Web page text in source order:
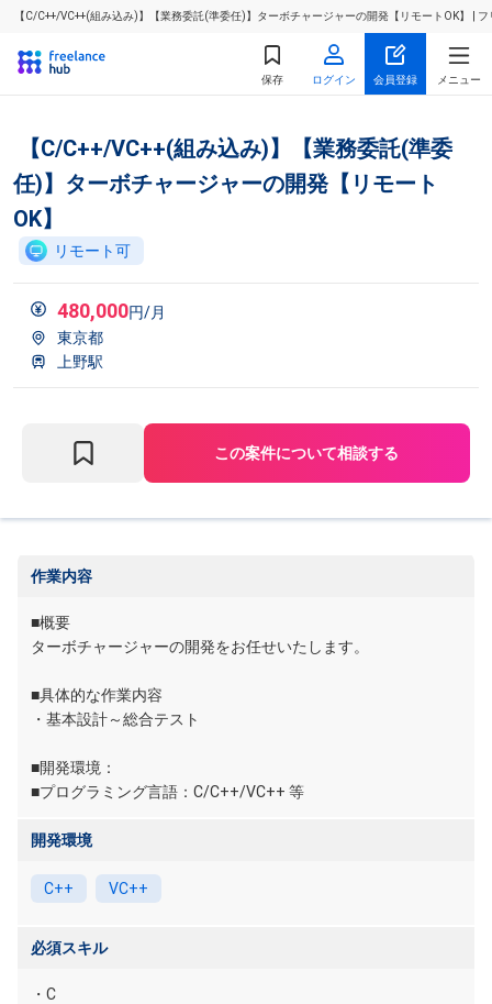
【C/C++/VC++(組み込み)】【業務委託(準委任)】ターボチャージャーの開発【リモートOK】 |
保存 ログイン 会員登録 メニュー
【C/C++/VC++(組み込み)】【業務委託(準委
任)】ターボチャージャーの開発【リモート
OK】
リモート可
480,000円/月
東京都
上野駅
この案件について相談する
作業内容
■概要
ターボチャージャーの開発をお任せいたします。
■具体的な作業内容
・基本設計～総合テスト
■開発環境：
■プログラミング言語：C/C++/VC++ 等
開発環境
C++ VC++
必須スキル
・C